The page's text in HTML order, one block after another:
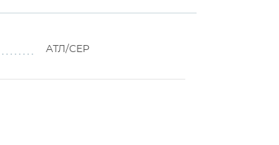
АТЛ/СЕР